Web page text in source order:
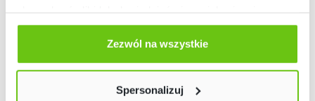
Odmów zgody poprzez przycisk „Odmowa”. Wtedy
użyjemy tylko plików niezbędnych dla naszej strony.
Twój wybór możesz zmienić przez kliknięcie przycisku w
Polityce prywatności
Zezwól na wszystkie
Spersonalizuj
Kod produktu:565006
4 479,50 zł
Kod produktu:565007
3 089,60 zł